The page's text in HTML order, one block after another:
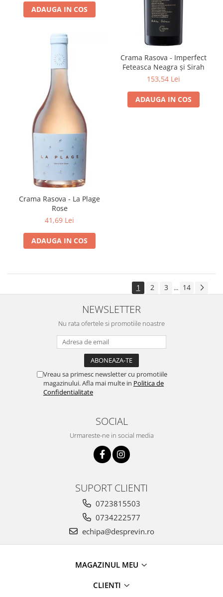
ADAUGA IN COS
Crama Rasova - Imperfect
Feteasca Neagra și Sirah
153,54 Lei
ADAUGA IN COS
Crama Rasova - La Plage
Rose
41,69 Lei
ADAUGA IN COS
1 2 3 ... 14
NEWSLETTER
Nu rata ofertele si promotiile noastre
Vreau sa primesc newsletter cu promotiile
magazinului. Afla mai multe in Politica de
Confidentialitate
SOCIAL
Urmareste-ne in social media
SUPORT CLIENTI
0723815503
0734222577
echipa@desprevin.ro
MAGAZINUL MEU
CLIENTI